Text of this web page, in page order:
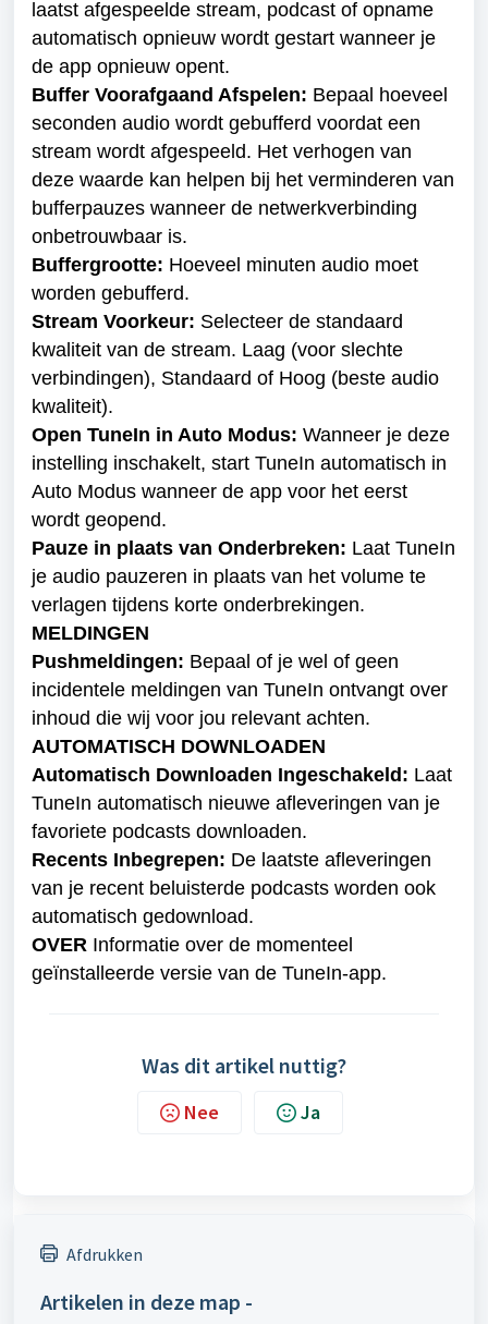
laatst afgespeelde stream, podcast of opname
automatisch opnieuw wordt gestart wanneer je
de app opnieuw opent.
Buffer Voorafgaand Afspelen: Bepaal hoeveel
seconden audio wordt gebufferd voordat een
stream wordt afgespeeld. Het verhogen van
deze waarde kan helpen bij het verminderen van
bufferpauzes wanneer de netwerkverbinding
onbetrouwbaar is.
Buffergrootte: Hoeveel minuten audio moet
worden gebufferd.
Stream Voorkeur: Selecteer de standaard
kwaliteit van de stream. Laag (voor slechte
verbindingen), Standaard of Hoog (beste audio
kwaliteit).
Open TuneIn in Auto Modus: Wanneer je deze
instelling inschakelt, start TuneIn automatisch in
Auto Modus wanneer de app voor het eerst
wordt geopend.
Pauze in plaats van Onderbreken: Laat TuneIn
je audio pauzeren in plaats van het volume te
verlagen tijdens korte onderbrekingen.
MELDINGEN
Pushmeldingen: Bepaal of je wel of geen
incidentele meldingen van TuneIn ontvangt over
inhoud die wij voor jou relevant achten.
AUTOMATISCH DOWNLOADEN
Automatisch Downloaden Ingeschakeld: Laat
TuneIn automatisch nieuwe afleveringen van je
favoriete podcasts downloaden.
Recents Inbegrepen: De laatste afleveringen
van je recent beluisterde podcasts worden ook
automatisch gedownload.
OVER Informatie over de momenteel
geïnstalleerde versie van de TuneIn-app.
Was dit artikel nuttig?
Nee Ja
Afdrukken
Artikelen in deze map -